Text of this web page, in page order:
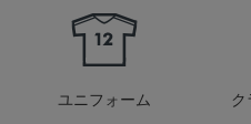
ユニフォーム